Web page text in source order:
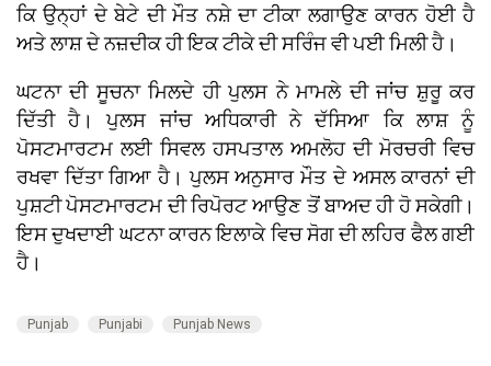
ਕਿ ਉਨ੍ਹਾਂ ਦੇ ਬੇਟੇ ਦੀ ਮੌਤ ਨਸ਼ੇ ਦਾ ਟੀਕਾ ਲਗਾਉਣ ਕਾਰਨ ਹੋਈ ਹੈ
ਅਤੇ ਲਾਸ਼ ਦੇ ਨਜ਼ਦੀਕ ਹੀ ਇਕ ਟੀਕੇ ਦੀ ਸਰਿੰਜ ਵੀ ਪਈ ਮਿਲੀ ਹੈ।
ਘਟਨਾ ਦੀ ਸੂਚਨਾ ਮਿਲਦੇ ਹੀ ਪੁਲਸ ਨੇ ਮਾਮਲੇ ਦੀ ਜਾਂਚ ਸ਼ੁਰੂ ਕਰ
ਦਿੱਤੀ ਹੈ। ਪੁਲਸ ਜਾਂਚ ਅਧਿਕਾਰੀ ਨੇ ਦੱਸਿਆ ਕਿ ਲਾਸ਼ ਨੂੰ
ਪੋਸਟਮਾਰਟਮ ਲਈ ਸਿਵਲ ਹਸਪਤਾਲ ਅਮਲੋਹ ਦੀ ਮੋਰਚਰੀ ਵਿਚ
ਰਖਵਾ ਦਿੱਤਾ ਗਿਆ ਹੈ। ਪੁਲਸ ਅਨੁਸਾਰ ਮੌਤ ਦੇ ਅਸਲ ਕਾਰਨਾਂ ਦੀ
ਪੁਸ਼ਟੀ ਪੋਸਟਮਾਰਟਮ ਦੀ ਰਿਪੋਰਟ ਆਉਣ ਤੋਂ ਬਾਅਦ ਹੀ ਹੋ ਸਕੇਗੀ।
ਇਸ ਦੁਖਦਾਈ ਘਟਨਾ ਕਾਰਨ ਇਲਾਕੇ ਵਿਚ ਸੋਗ ਦੀ ਲਹਿਰ ਫੈਲ ਗਈ
ਹੈ।
Punjab Punjabi Punjab News